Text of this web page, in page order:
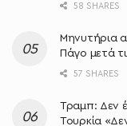
58 SHARES
Μηνυτήρια
Πάγο μετά
57 SHARES
Τραμπ: Δεν
Τουρκία